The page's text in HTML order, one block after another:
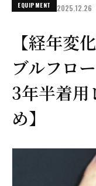
EQUIPMENT 2025.12.26
【経年変
ブルフロ
3年半着用
め】